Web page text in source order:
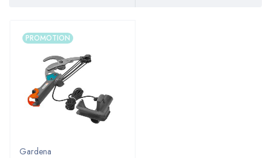
PROMOTION
Gardena